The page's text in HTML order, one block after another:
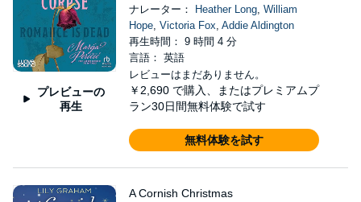
プレビューの
再生
ナレーター：
Heather Long, William
Hope, Victoria Fox, Addie Aldington
再生時間： 9 時間 4 分
言語： 英語
レビューはまだありません。
￥2,690 で購入、またはプレミアムプ
ラン30日間無料体験で試す
無料体験を試す
A Cornish Christmas